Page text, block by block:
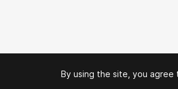
By using the site, you